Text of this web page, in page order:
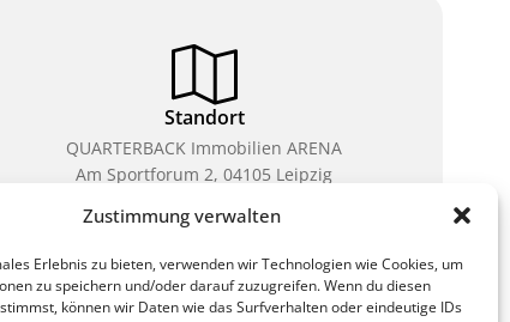
Zustimmung verwalten
Erlebnis zu bieten, verwenden wir Technologien wie Cookies, um
zu speichern und/oder darauf zuzugreifen. Wenn du diesen
können wir Daten wie das Surfverhalten oder eindeutige IDs
Standort
QUARTERBACK Immobilien ARENA
Am Sportforum 2, 04105 Leipzig
Sie erreichen uns mit dem Öffentlichen Nahverkehr:
Waldplatz/Arena. Kostenfreies Parken ist während
des Ticketkaufs möglich.